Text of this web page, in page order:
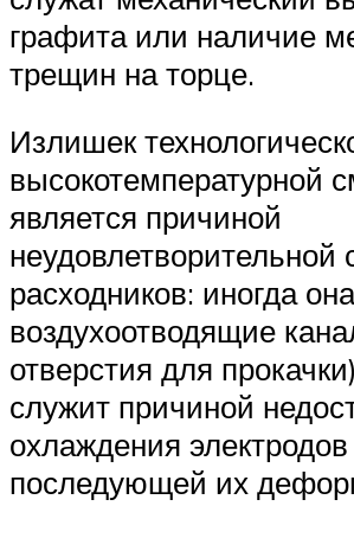
графита или наличие
трещин на торце.
Излишек
высокотемпературной
является причиной
неудовлетворительной
расходников: иногда
воздухоотводящие
отверстия для
служит причиной
охлаждения
последующей их